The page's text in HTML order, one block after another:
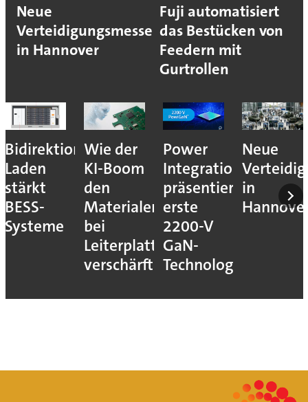
Neue
Verteidigungsmesse
in Hannover
Fuji automatisiert
das Bestücken von
Feedern mit
Gurtrollen
Bidirektionales
Laden
stärkt
BESS-
Systeme
Wie der
KI-Boom
den
Materialengpass
bei
Leiterplatten
verschärft
Power
Integrations
präsentiert
erste
2200-V
GaN-
Technologie
Neue
in